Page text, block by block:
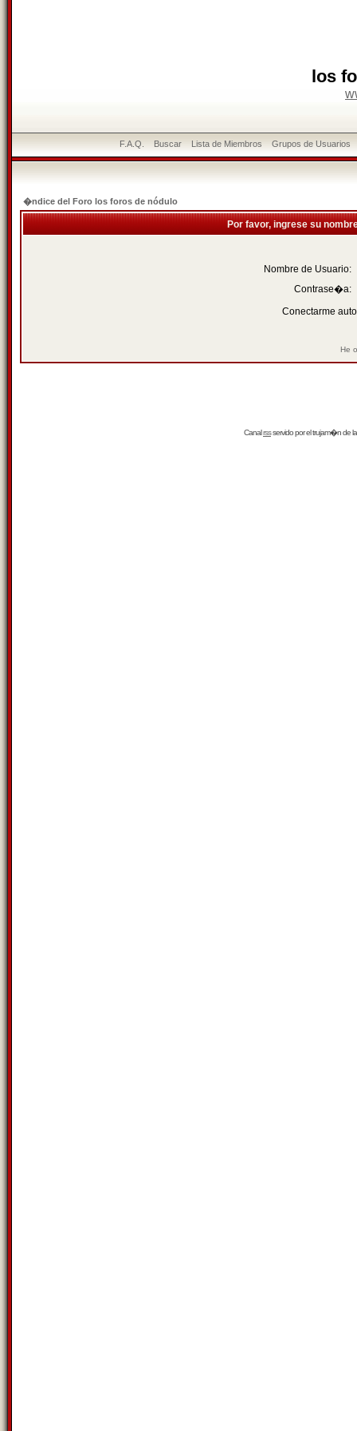
los
F.A.Q. Buscar Lista de Miembros Grupos de Usuarios
�ndice del Foro los foros de nódulo
Por favor, ingrese su
Nombre de Usuario:
Contrase�a:
Conectarme
He
Canalrssservido por eltrujam�nde